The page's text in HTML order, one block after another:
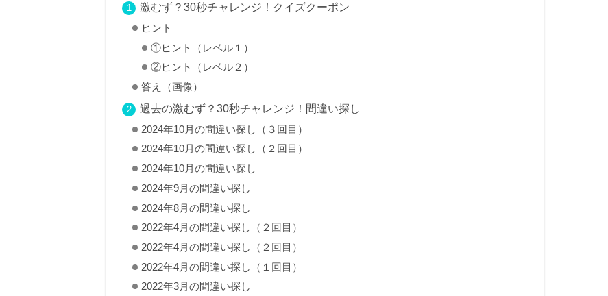
激むず？30秒チャレンジ！クイズクーポン
ヒント
①ヒント（レベル１）
②ヒント（レベル２）
答え（画像）
過去の激むず？30秒チャレンジ！間違い探し
2024年10月の間違い探し（３回目）
2024年10月の間違い探し（２回目）
2024年10月の間違い探し
2024年9月の間違い探し
2024年8月の間違い探し
2022年4月の間違い探し（２回目）
2022年4月の間違い探し（２回目）
2022年4月の間違い探し（１回目）
2022年3月の間違い探し